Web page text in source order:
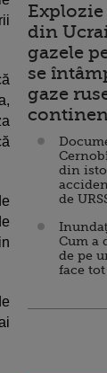
din
gazele
se
gaze
din
de
Cum a
de pe
face